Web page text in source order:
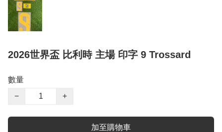
2026世界盃 比利時 主場 印字 9 Trossard
數量
−
+
加至購物車